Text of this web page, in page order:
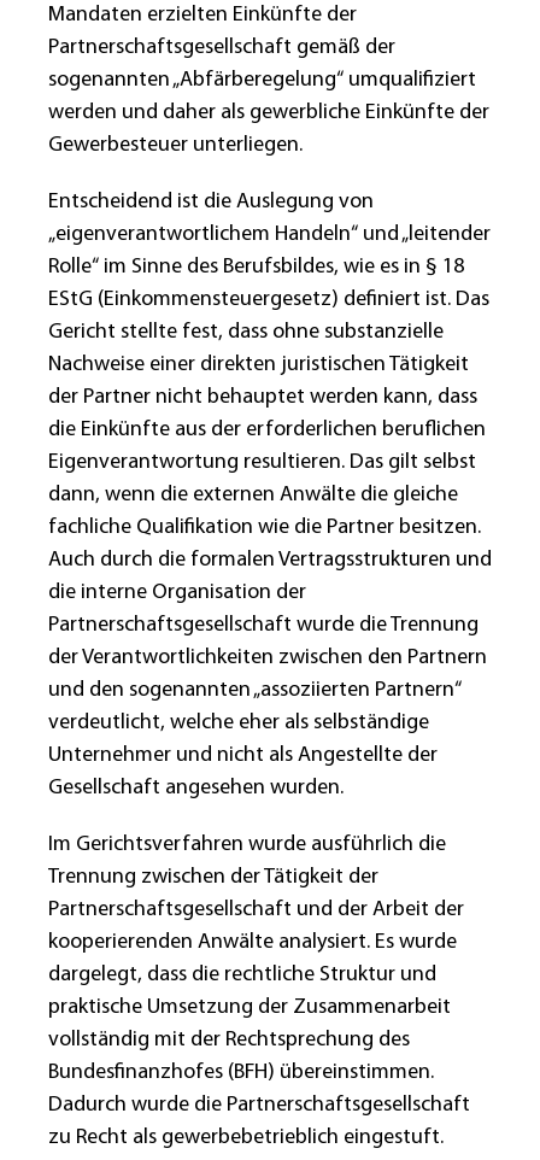
Mandaten erzielten Einkünfte der
Partnerschaftsgesellschaft gemäß der
sogenannten „Abfärberegelung“ umqualifiziert
werden und daher als gewerbliche Einkünfte der
Gewerbesteuer unterliegen.
Entscheidend ist die Auslegung von
„eigenverantwortlichem Handeln“ und „leitender
Rolle“ im Sinne des Berufsbildes, wie es in § 18
EStG (Einkommensteuergesetz) definiert ist. Das
Gericht stellte fest, dass ohne substanzielle
Nachweise einer direkten juristischen Tätigkeit
der Partner nicht behauptet werden kann, dass
die Einkünfte aus der erforderlichen beruflichen
Eigenverantwortung resultieren. Das gilt selbst
dann, wenn die externen Anwälte die gleiche
fachliche Qualifikation wie die Partner besitzen.
Auch durch die formalen Vertragsstrukturen und
die interne Organisation der
Partnerschaftsgesellschaft wurde die Trennung
der Verantwortlichkeiten zwischen den Partnern
und den sogenannten „assoziierten Partnern“
verdeutlicht, welche eher als selbständige
Unternehmer und nicht als Angestellte der
Gesellschaft angesehen wurden.
Im Gerichtsverfahren wurde ausführlich die
Trennung zwischen der Tätigkeit der
Partnerschaftsgesellschaft und der Arbeit der
kooperierenden Anwälte analysiert. Es wurde
dargelegt, dass die rechtliche Struktur und
praktische Umsetzung der Zusammenarbeit
vollständig mit der Rechtsprechung des
Bundesfinanzhofes (BFH) übereinstimmen.
Dadurch wurde die Partnerschaftsgesellschaft
zu Recht als gewerbebetrieblich eingestuft.